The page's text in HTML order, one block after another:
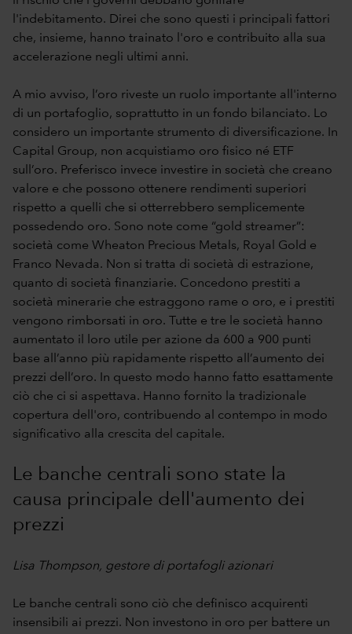
l'indebitamento. Direi che sono questi i principali fattori
che, insieme, hanno trainato l'oro e contribuito alla sua
accelerazione negli ultimi anni.
A mio avviso, l’oro riveste un ruolo importante all'interno
di un portafoglio, soprattutto in un fondo bilanciato. Lo
considero un importante strumento di diversificazione. In
Capital Group, non acquistiamo oro fisico né ETF
sull’oro. Preferisco invece investire in società che creano
valore e che possono ottenere rendimenti superiori
rispetto a quelli che si otterrebbero semplicemente
possedendo oro. Sono note come “gold streamer”:
società come Wheaton Precious Metals, Royal Gold e
Franco Nevada. Non si tratta di società di estrazione,
quanto di società finanziarie. Concedono prestiti a
società minerarie che estraggono rame o oro, e i prestiti
vengono rimborsati in oro. Tutte e tre le società hanno
aumentato il loro utile per azione da 600 a 900 punti
base all’anno più rapidamente rispetto all’aumento dei
prezzi dell’oro. In questo modo hanno fatto esattamente
ciò che ci si aspettava. Hanno fornito la tradizionale
copertura dell'oro, contribuendo al contempo in modo
significativo alla crescita del capitale.
Le banche centrali sono state la
causa principale dell'aumento dei
prezzi
Lisa Thompson, gestore di portafogli azionari
Le banche centrali sono ciò che definisco acquirenti
insensibili ai prezzi. Non investono in oro per battere un